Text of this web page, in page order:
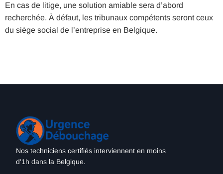
En cas de litige, une solution amiable sera d’abord
recherchée. À défaut, les tribunaux compétents seront ceux
du siège social de l’entreprise en Belgique.
Nos techniciens certifiés interviennent en moins
d'1h dans la Belgique.